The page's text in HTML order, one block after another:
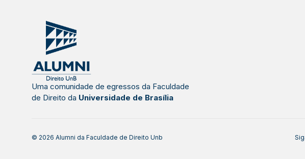
Uma comunidade de egressos da Faculdade
de Direito da Universidade de Brasília
© 2026 Alumni da Faculdade de Direito Unb